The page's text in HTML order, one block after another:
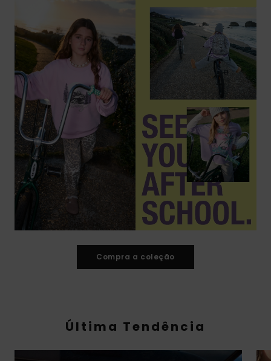
Compra a coleção
Última Tendência